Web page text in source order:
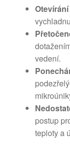
vedení.
postup
teploty a